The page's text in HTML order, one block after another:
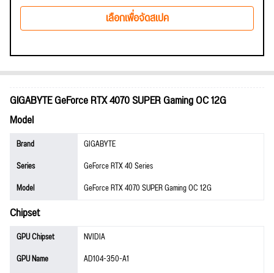
เลือกเพื่อจัดสเปค
GIGABYTE GeForce RTX 4070 SUPER Gaming OC 12G
Model
Brand
GIGABYTE
Series
GeForce RTX 40 Series
Model
GeForce RTX 4070 SUPER Gaming OC 12G
Chipset
GPU Chipset
NVIDIA
GPU Name
AD104-350-A1